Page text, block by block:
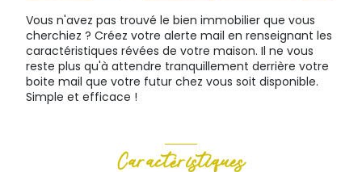
Vous n'avez pas trouvé le bien immobilier que vous
cherchiez ? Créez votre alerte mail en renseignant les
caractéristiques révées de votre maison. Il ne vous
reste plus qu'à attendre tranquillement derrière votre
boite mail que votre futur chez vous soit disponible.
Simple et efficace !
Caractéristiques